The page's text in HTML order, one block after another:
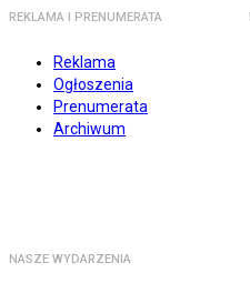
REKLAMA I PRENUMERATA
Reklama
Ogłoszenia
Prenumerata
Archiwum
NASZE WYDARZENIA